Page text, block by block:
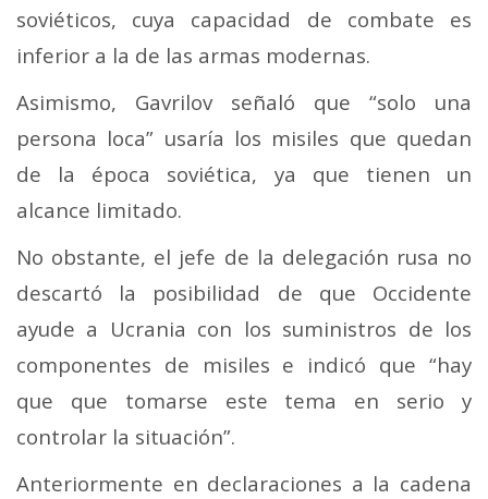
soviéticos, cuya capacidad de combate es
inferior a la de las armas modernas.
Asimismo, Gavrilov señaló que “solo una
persona loca” usaría los misiles que quedan
de la época soviética, ya que tienen un
alcance limitado.
No obstante, el jefe de la delegación rusa no
descartó la posibilidad de que Occidente
ayude a Ucrania con los suministros de los
componentes de misiles e indicó que “hay
que que tomarse este tema en serio y
controlar la situación”.
Anteriormente en declaraciones a la cadena